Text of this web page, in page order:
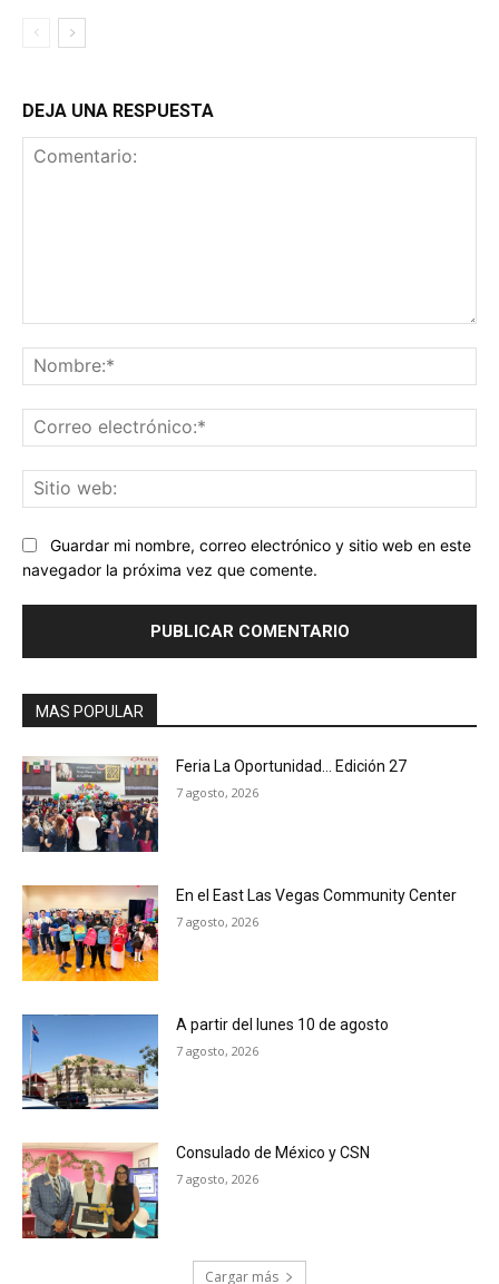
DEJA UNA RESPUESTA
Guardar mi nombre, correo electrónico y sitio web en este
navegador la próxima vez que comente.
MAS POPULAR
Feria La Oportunidad… Edición 27
7 agosto, 2026
En el East Las Vegas Community Center
7 agosto, 2026
A partir del lunes 10 de agosto
7 agosto, 2026
Consulado de México y CSN
7 agosto, 2026
Cargar más